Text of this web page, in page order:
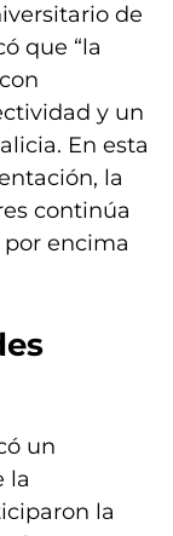
de
que “la
y un
En esta
la
continúa
encima
un
la
la